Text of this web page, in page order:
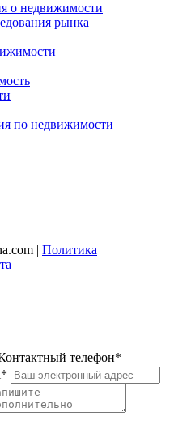
о недвижимости
рынка
по недвижимости
| Политика
телефон*